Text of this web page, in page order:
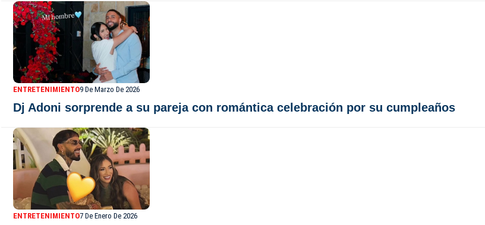
ENTRETENIMIENTO9 De Marzo De 2026
Dj Adoni sorprende a su pareja con romántica celebración por su cumpleaños
ENTRETENIMIENTO7 De Enero De 2026